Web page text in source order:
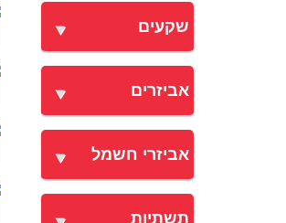
שקעים
אביזרים
אביזרי חשמל
תשתיות